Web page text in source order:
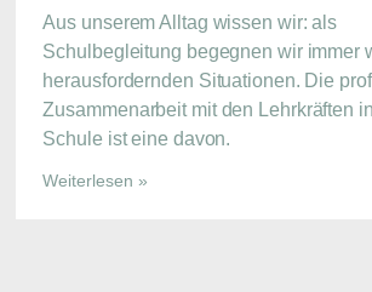
Aus unserem Alltag wissen wir: als
Schulbegleitung begegnen wir immer
herausfordernden Situationen. Die
Zusammenarbeit mit den Lehrkräften
Schule ist eine davon.
Weiterlesen »